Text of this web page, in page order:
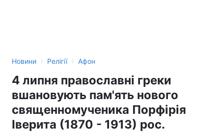
Новини › Релігії › Афон
4 липня православні греки
вшановують пам'ять нового
священномученика Порфірія
Іверита (1870 - 1913) рос.